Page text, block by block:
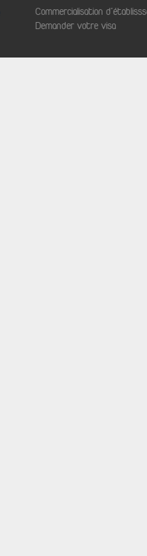
Commercialisation
Demander votre visa